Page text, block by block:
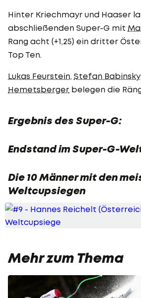
Hinter Kriechmayr und Haaser
abschließenden Super-G mit
Rang acht (+1,25) ein dritter
Top Ten.
Lukas Feurstein, Stefan Babinsky
Hemetsberger belegen die
Ergebnis des Super-G:
Endstand im Super-G-
Die 10 Männer mit den
Weltcupsiegen
Mehr zum Thema